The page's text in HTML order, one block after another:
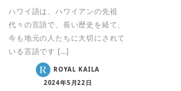
ハワイ語は、ハワイアンの先祖
代々の言語で、長い歴史を経て、
今も地元の人たちに大切にされて
いる言語です […]
ROYAL KAILA
2024年5月22日